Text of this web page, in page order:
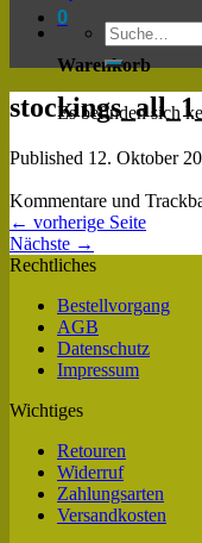
0
Warenkorb
Es befinden sich
Published 12. Oktober
Kommentare und
← vorherige Seite
Nächste →
Rechtliches
Bestellvorgang
AGB
Datenschutz
Impressum
Wichtiges
Retouren
Widerruf
Zahlungsarten
Versandkosten